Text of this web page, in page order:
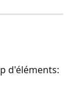
d'éléments: